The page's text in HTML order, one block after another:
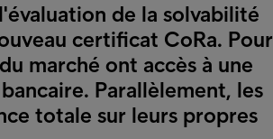
de la solvabilité
certificat CoRa. Pour
marché ont accès à une
Parallèlement, les
totale sur leurs propres